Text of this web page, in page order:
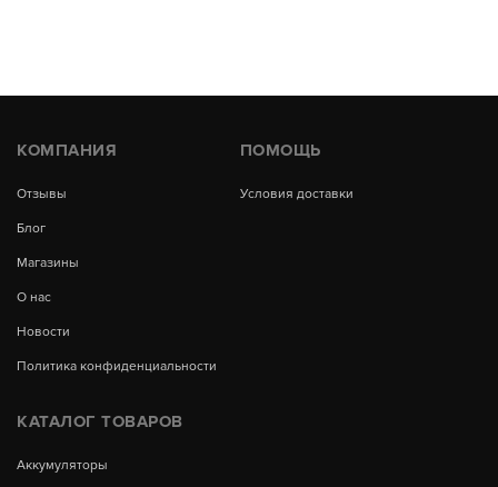
КОМПАНИЯ
Отзывы
Блог
Магазины
О нас
Новости
Политика конфиденциальности
ПОМОЩЬ
Условия доставки
КАТАЛОГ ТОВАРОВ
Аккумуляторы